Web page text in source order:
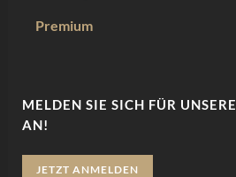
Premium
MELDEN SIE SICH FÜR
AN!
JETZT ANMELDEN